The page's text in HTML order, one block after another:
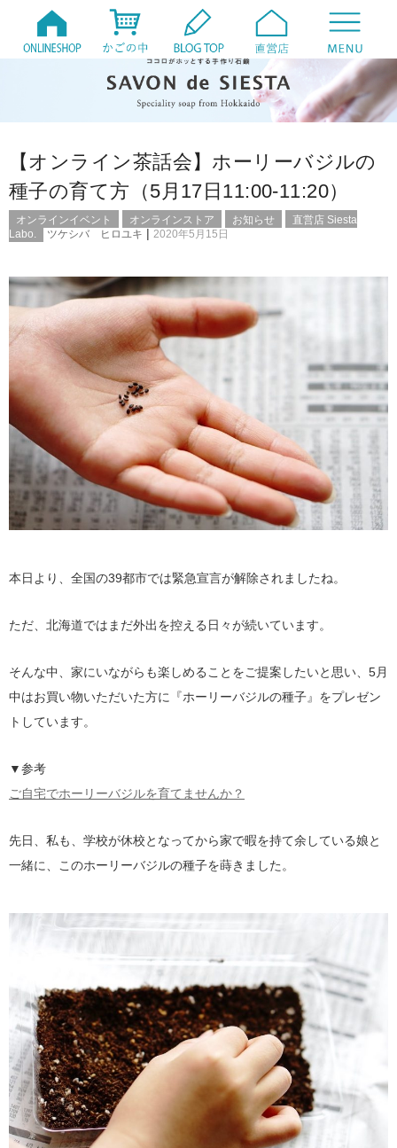
【オンライン茶話会】ホーリーバジルの
種子の育て方（5月17日11:00-11:20）
オンラインイベント オンラインストア お知らせ
直営店 Siesta
Labo.
ツケシバ ヒロユキ | 2020年5月15日
本日より、全国の39都市では緊急宣言が解除されましたね。
ただ、北海道ではまだ外出を控える日々が続いています。
そんな中、家にいながらも楽しめることをご提案したいと思い、5月
中はお買い物いただいた方に『ホーリーバジルの種子』をプレゼン
トしています。
▼参考
ご自宅でホーリーバジルを育てませんか？
先日、私も、学校が休校となってから家で暇を持て余している娘と
一緒に、このホーリーバジルの種子を蒔きました。